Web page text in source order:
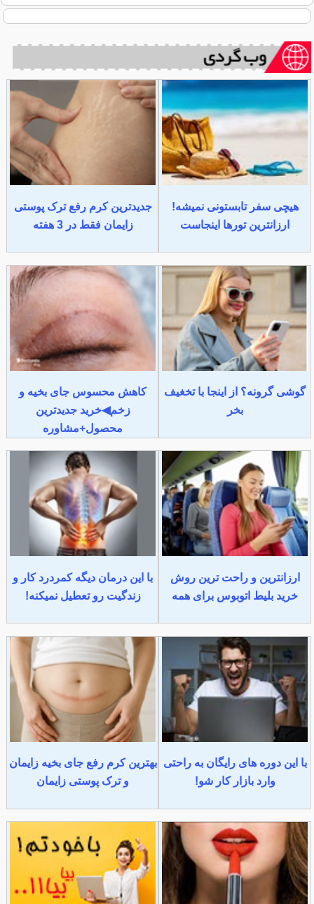
هیچی سفر تابستونی نمیشه!
ارزانترین تورها اینجاست
جدیدترین کرم رفع ترک پوستی
زایمان فقط در 3 هفته
گوشی گرونه؟ از اینجا با تخغیف
بخر
کاهش محسوس جای بخیه و
زخم◀خرید جدیدترین
محصول+مشاوره
ارزانترین و راحت ترین روش
خرید بلیط اتوبوس برای همه
با این درمان دیگه کمردرد کار و
زندگیت رو تعطیل نمیکنه!
با این دوره های رایگان به راحتی
وارد بازار کار شو!
بهترین کرم رفع جای بخیه زایمان
و ترک پوستی زایمان